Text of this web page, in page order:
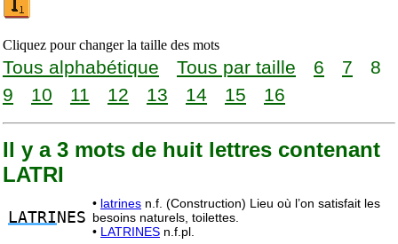
Cliquez pour changer la taille des mots
Tous alphabétique Tous par taille 6 7
8
9
10 11 12 13 14 15 16
Il y a 3 mots de huit lettres contenant
LATRI
LATRI NES
• latrines n.f. (Construction) Lieu où l’on satisfait les
besoins naturels, toilettes.
• LATRINES n.f.pl.